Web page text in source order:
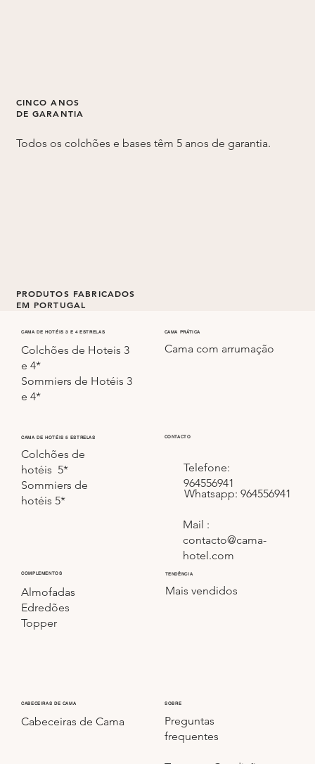
CINCO ANOS
DE GARANTIA
Todos os colchões e bases têm 5 anos de garantia.
PRODUTOS FABRICADOS
EM PORTUGAL
Todos os colchões e sommiers são fabricados em
Portugal.
CABECEIRAS DE CAMA
Cabeceiras de Cama
TENDÊNCIA
Mais vendidos
COMPLEMENTOS
Almofadas
Edredões
Topper
CAMA DE HOTÉIS 5 ESTRELAS
Colchões de
hotéis 5*
Sommiers de
hotéis 5*
CAMA DE HOTÉIS 3 E 4 ESTRELAS
Colchões de Hoteis 3
e 4*
Sommiers de Hotéis 3
e 4*
CAMA PRÁTICA
Cama com arrumação
SOBRE
Preguntas
frequentes
CONTACTO
Telefone:
964556941
Whatsapp: 964556941
Mail :
contacto@cama-
hotel.com